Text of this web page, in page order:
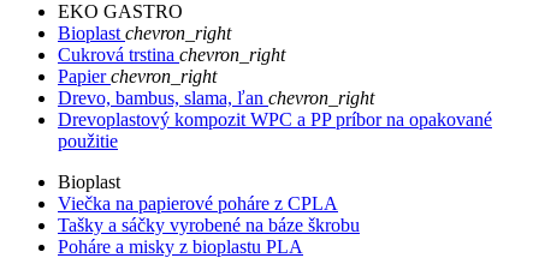
EKO GASTRO
Bioplast chevron_right
Cukrová trstina chevron_right
Papierchevron_right
Drevo, bambus, slama, ľan chevron_right
Drevoplastový kompozit WPC a PP príbor na opakované
použitie
Bioplast
Viečka na papierové poháre z CPLA
Tašky a sáčky vyrobené na báze škrobu
Poháre a misky z bioplastu PLA